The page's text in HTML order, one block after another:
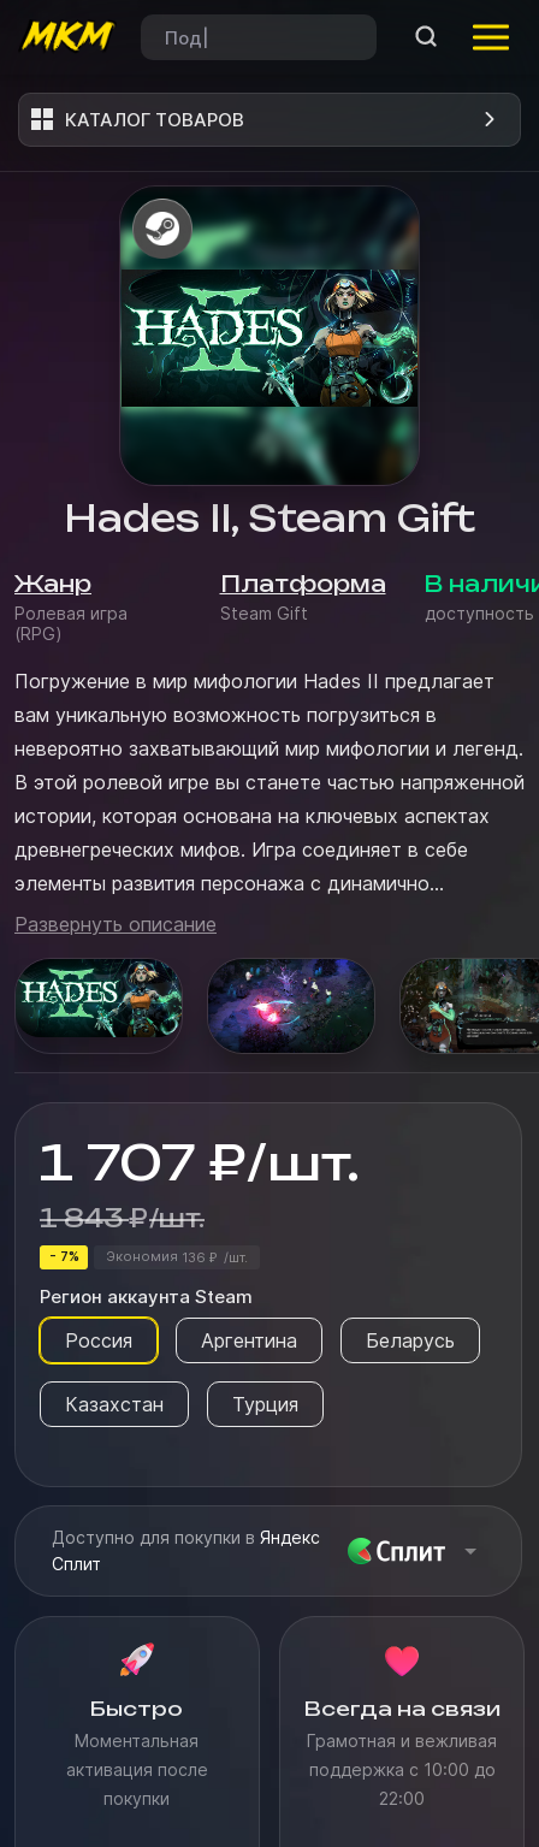
КАТАЛОГ ТОВАРОВ
Hades II, Steam Gift
Жанр
Ролевая игра
(RPG)
Платформа
Steam Gift
В
доступность
Погружение в мир мифологии Hades II предлагает
вам уникальную возможность погрузиться в
невероятно захватывающий мир мифологии и легенд.
В этой ролевой игре вы станете частью напряженной
истории, которая основана на ключевых аспектах
древнегреческих мифов. Игра соединяет в себе
элементы развития персонажа с динамично
изменяющимся игровым процессом. Сражайтесь с
через сложные уровни и открывайте секреты,
которые хранятся в тени. Каждое ваше ...
Развернуть описание
1 707 ₽/шт.
1 843 ₽/шт.
- 7% Экономия 136 ₽ /шт.
Регион аккаунта Steam
Россия Аргентина Беларусь
Казахстан Турция
Доступно для покупки в Яндекс
Сплит
Быстро
Моментальная
активация после
покупки
Всегда на связи
Грамотная и вежливая
поддержка с 10:00 до
22:00